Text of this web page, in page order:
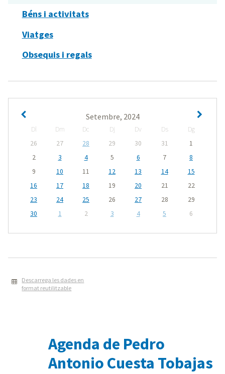
Béns i activitats
Viatges
Obsequis i regals
Setembre, 2024
Dl Dm Dc Dj Dv Ds
Dg
26
27 28 29 30 31
1
2
3 4 5 6 7
8
9
10 11 12 13 14
15
16
17 18 19 20 21
22
23
24 25 26 27 28
29
30
1 2 3 4 5 6
Descarrega les dades en
format reutilitzable
Agenda de Pedro
Antonio Cuesta Tobajas